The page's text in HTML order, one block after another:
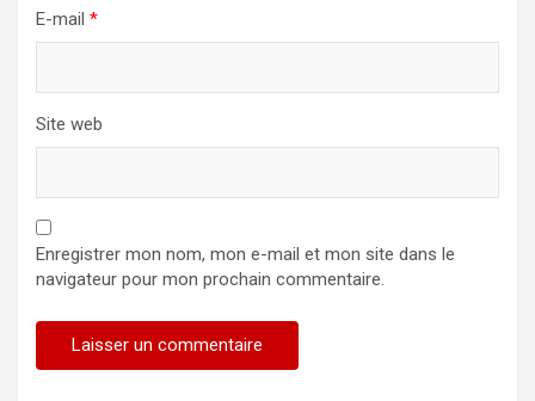
E-mail *
Site web
Enregistrer mon nom, mon e-mail et mon site dans le
navigateur pour mon prochain commentaire.